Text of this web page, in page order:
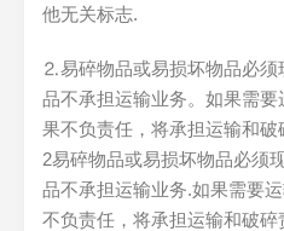
他无关标志.
⒉易碎物品或易损坏物品必须
品不承担运输业务。如果需
果不负责任，将承担运输和破
2易碎物品或易损坏物品必须
品不承担运输业务.如果需要
不负责任，将承担运输和破碎